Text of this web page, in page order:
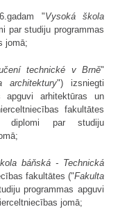
"Vysoká škola
par studiju programmas
jomā;
technické v Brně"
architektury") izsniegti
apguvi arhitektūras un
fakultātes
diplomi par studiju
báňská - Technická
fakultātes ("Fakulta
programmas apguvi
jomā;